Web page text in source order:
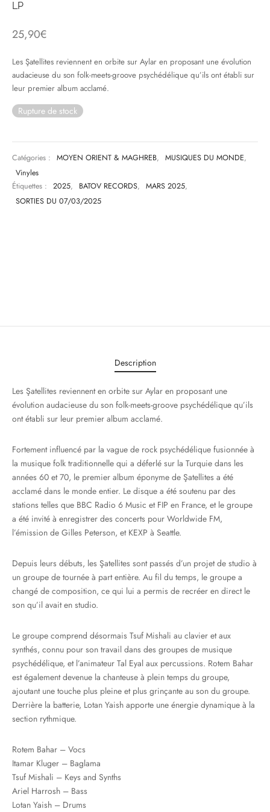
LP
25,90€
Les Şatellites reviennent en orbite sur Aylar en proposant une évolution
audacieuse du son folk-meets-groove psychédélique qu’ils ont établi sur
leur premier album acclamé.
Rupture de stock
Catégories : MOYEN ORIENT & MAGHREB, MUSIQUES DU MONDE,
Vinyles
Étiquettes :
2025, BATOV RECORDS, MARS 2025,
SORTIES DU 07/03/2025
Description
Les Şatellites reviennent en orbite sur Aylar en proposant une
évolution audacieuse du son folk-meets-groove psychédélique qu’ils
ont établi sur leur premier album acclamé.
Fortement influencé par la vague de rock psychédélique fusionnée à
la musique folk traditionnelle qui a déferlé sur la Turquie dans les
années 60 et 70, le premier album éponyme de Şatellites a été
acclamé dans le monde entier. Le disque a été soutenu par des
stations telles que BBC Radio 6 Music et FIP en France, et le groupe
a été invité à enregistrer des concerts pour Worldwide FM,
l’émission de Gilles Peterson, et KEXP à Seattle.
Depuis leurs débuts, les Şatellites sont passés d’un projet de studio à
un groupe de tournée à part entière. Au fil du temps, le groupe a
changé de composition, ce qui lui a permis de recréer en direct le
son qu’il avait en studio.
Le groupe comprend désormais Tsuf Mishali au clavier et aux
synthés, connu pour son travail dans des groupes de musique
psychédélique, et l’animateur Tal Eyal aux percussions. Rotem Bahar
est également devenue la chanteuse à plein temps du groupe,
ajoutant une touche plus pleine et plus grinçante au son du groupe.
Derrière la batterie, Lotan Yaish apporte une énergie dynamique à la
section rythmique.
Rotem Bahar – Vocs
Itamar Kluger – Baglama
Tsuf Mishali – Keys and Synths
Ariel Harrosh – Bass
Lotan Yaish – Drums
MUSIQUES IMPROVISEES
DU MONDE
CLASSIQUE
DAY 2025